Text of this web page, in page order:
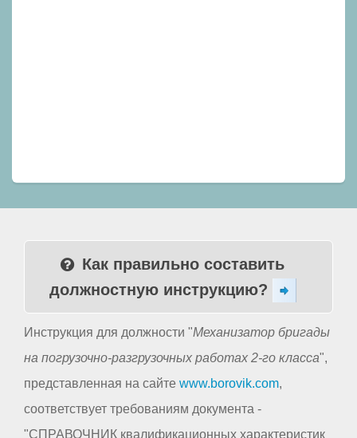
Как правильно составить
должностную инструкцию?
Инструкция для должности "Механизатор бригады
на погрузочно-разгрузочных работах 2-го класса",
представленная на сайте www.borovik.com,
соответствует требованиям документа -
"СПРАВОЧНИК квалификационных характеристик